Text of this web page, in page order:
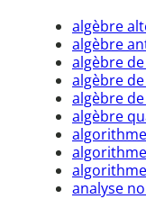
algèbre
algèbre
algèbre
algèbre
algèbre
algèbre
analyse